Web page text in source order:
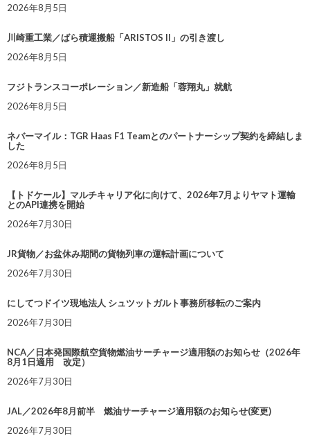
2026年8月5日
川崎重工業／ばら積運搬船「ARISTOS II」の引き渡し
2026年8月5日
フジトランスコーポレーション／新造船「蓉翔丸」就航
2026年8月5日
ネバーマイル：TGR Haas F1 Teamとのパートナーシップ契約を締結しま
した
2026年8月5日
【トドケール】マルチキャリア化に向けて、2026年7月よりヤマト運輸
とのAPI連携を開始
2026年7月30日
JR貨物／お盆休み期間の貨物列車の運転計画について
2026年7月30日
にしてつドイツ現地法人 シュツットガルト事務所移転のご案内
2026年7月30日
NCA／日本発国際航空貨物燃油サーチャージ適用額のお知らせ（2026年
8月1日適用 改定）
2026年7月30日
JAL／2026年8月前半 燃油サーチャージ適用額のお知らせ(変更)
2026年7月30日